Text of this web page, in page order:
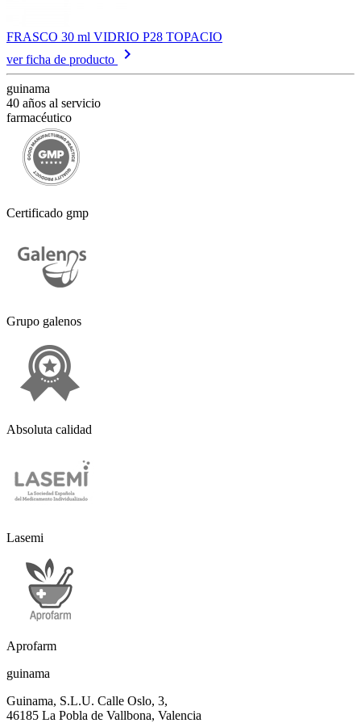
FRASCO 30 ml VIDRIO P28 TOPACIO
ver ficha de producto
keyboard_arrow_right
guinama
40 años al servicio
farmacéutico
Certificado gmp
Grupo galenos
Absoluta calidad
Lasemi
Aprofarm
guinama
Guinama, S.L.U. Calle Oslo, 3,
46185 La Pobla de Vallbona, Valencia